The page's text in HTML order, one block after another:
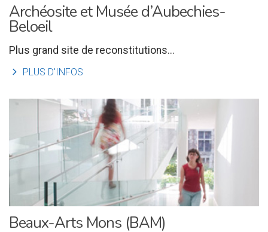
Archéosite et Musée d’Aubechies-
Beloeil
Plus grand site de reconstitutions...
l PLUS D'INFOS
Beaux-Arts Mons (BAM)